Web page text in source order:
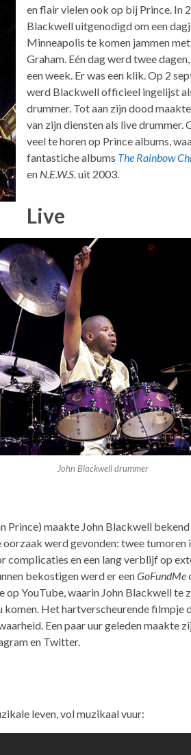
en flair vielen ook op bij Prince. In
Blackwell uitgenodigd om een
Minneapolis te komen jammen
Graham. Eén dag werd twee
een week. Er was een klik. Op 2
werd Blackwell officieel ingelijst
drummer. Tot aan zijn dood
van zijn diensten als live drummer.
veel te horen op Prince albums,
fantastiche albums The Rainbow
en N.E.W.S.uit 2003.
Live
John Blackwell drummer
Prince) maakte John Blackwell
werd gevonden: twee tumoren
en een lang verblijf op
bekostigen werd er eenGoFundMe
YouTube, waarin John Blackwell te
Het hartverscheurende filmpje
Een paar uur geleden maakte
en Twitter.
leven, vol muzikaal vuur: